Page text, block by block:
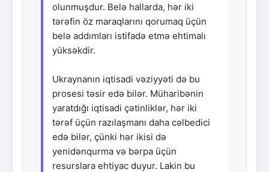
olunmuşdur. Belə hallarda, hər iki
tərəfin öz maraqlarını qorumaq üçün
belə addımları istifadə etmə ehtimalı
yüksəkdir.
Ukraynanın iqtisadi vəziyyəti də bu
prosesi təsir edə bilər. Müharibənin
yaratdığı iqtisadi çətinliklər, hər iki
tərəf üçün razılaşmanı daha cəlbedici
edə bilər, çünki hər ikisi də
yenidənqurma və bərpa üçün
resurslara ehtiyac duyur. Lakin bu